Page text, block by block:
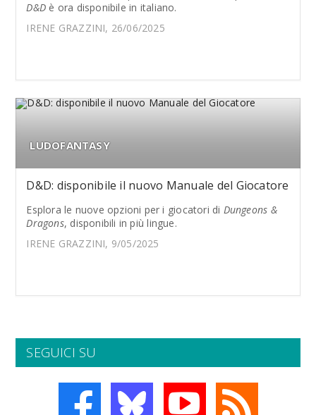
D&D è ora disponibile in italiano.
IRENE GRAZZINI, 26/06/2025
LUDOFANTASY
D&D: disponibile il nuovo Manuale del Giocatore
Esplora le nuove opzioni per i giocatori di Dungeons &
Dragons, disponibili in più lingue.
IRENE GRAZZINI, 9/05/2025
SEGUICI SU